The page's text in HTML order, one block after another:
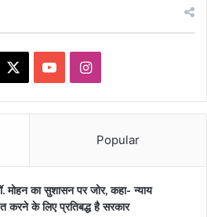
YouTubeInstagram
Popular
मोहन का सुशासन पर जोर, कहा- न्याय
करने के लिए प्रतिबद्ध है सरकार